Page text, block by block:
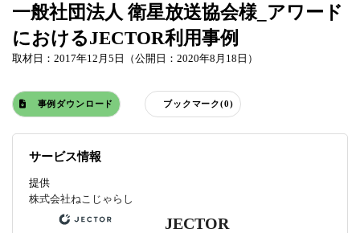
一般社団法人 衛星放送協会様_アワード
におけるJECTOR利用事例
取材日：2017年12月5日（公開日：2020年8月18日）
事例ダウンロード ブックマーク(0)
サービス情報
提供
株式会社ねこじゃらし
JECTOR